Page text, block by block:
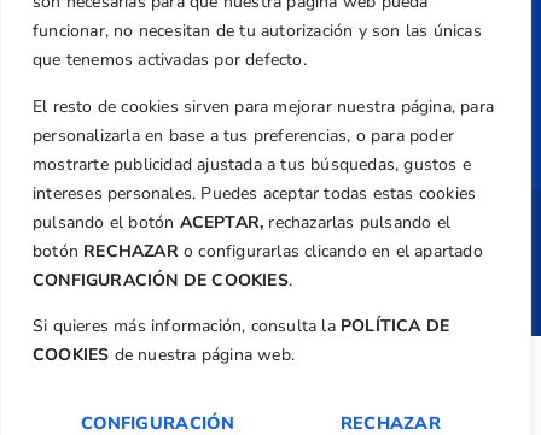
funcionar, no necesitan de tu autorización y son las únicas
que tenemos activadas por defecto.
El resto de cookies sirven para mejorar nuestra página, para
personalizarla en base a tus preferencias, o para poder
mostrarte publicidad ajustada a tus búsquedas, gustos e
intereses personales. Puedes aceptar todas estas cookies
pulsando el botón ACEPTAR, rechazarlas pulsando el
botón RECHAZARo configurarlas clicando en el apartado
CONFIGURACIÓN DE COOKIES.
Si quieres más información, consulta la POLÍTICA DE
COOKIES de nuestra página web.
CONFIGURACIÓN RECHAZAR
Normativa
Federación
Copyright ©Federación de Golf de la
Comunitat Valenciana| Diseño:TecnoQuatre